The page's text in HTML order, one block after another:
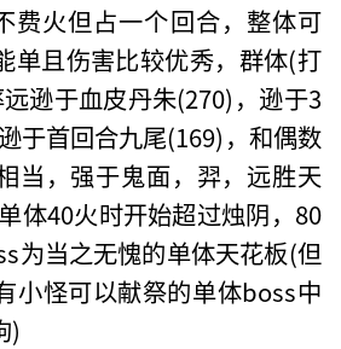
费火但占一个回合，整体可
单且伤害比较优秀，群体(打
逊于血皮丹朱(270)，逊于3
于首回合九尾(169)，和偶数
当，强于鬼面，羿，远胜天
体40火时开始超过烛阴，80
为当之无愧的单体天花板(但
小怪可以献祭的单体boss中
)